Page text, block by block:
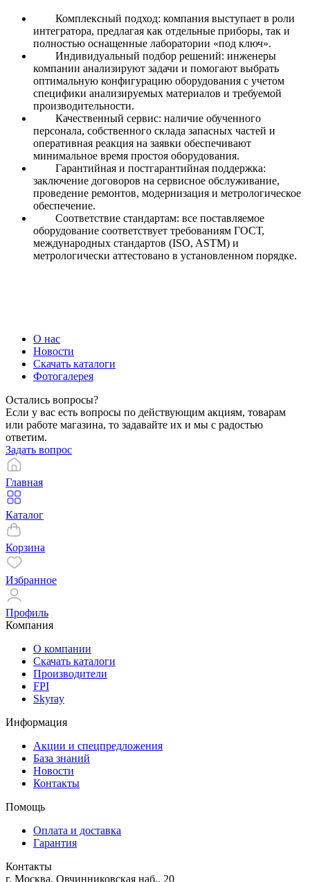
Комплексный подход: компания выступает в роли
интегратора, предлагая как отдельные приборы, так и
полностью оснащенные лаборатории «под ключ».
Индивидуальный подбор решений: инженеры
компании анализируют задачи и помогают выбрать
оптимальную конфигурацию оборудования с учетом
специфики анализируемых материалов и требуемой
производительности.
Качественный сервис: наличие обученного
персонала, собственного склада запасных частей и
оперативная реакция на заявки обеспечивают
минимальное время простоя оборудования.
Гарантийная и постгарантийная поддержка:
заключение договоров на сервисное обслуживание,
проведение ремонтов, модернизация и метрологическое
обеспечение.
Соответствие стандартам: все поставляемое
оборудование соответствует требованиям ГОСТ,
международных стандартов (ISO, ASTM) и
метрологически аттестовано в установленном порядке.
О нас
Новости
Скачать каталоги
Фотогалерея
Остались вопросы?
Если у вас есть вопросы по действующим акциям, товарам
или работе магазина, то задавайте их и мы с радостью
ответим.
Задать вопрос
Главная
Каталог
Корзина
Избранное
Профиль
Компания
О компании
Скачать каталоги
Производители
FPI
Skyray
Информация
Акции и спецпредложения
База знаний
Новости
Контакты
Помощь
Оплата и доставка
Гарантия
Контакты
г. Москва, Овчинниковская наб., 20